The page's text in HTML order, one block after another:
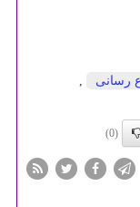
رسانی
(0)